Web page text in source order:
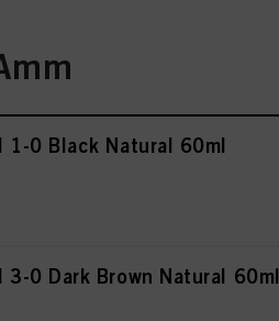
1-0 Black Natural 60ml
3-0 Dark Brown Natural 60ml